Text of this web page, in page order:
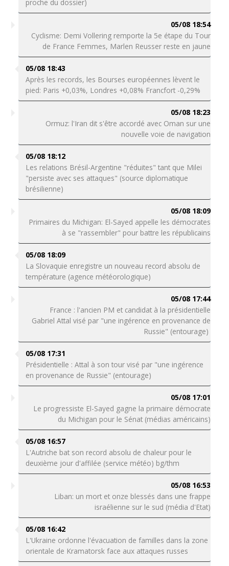
proche du dossier)
05/08 18:54
Cyclisme: Demi Vollering remporte la 5e étape du Tour
de France Femmes, Marlen Reusser reste en jaune
05/08 18:43
Après les records, les Bourses européennes lèvent le
pied: Paris +0,03%, Londres +0,08% Francfort -0,29%
05/08 18:23
Ormuz: l'Iran dit s'être accordé avec Oman sur une
nouvelle voie de navigation
05/08 18:12
Les relations Brésil-Argentine "réduites" tant que Milei
"persiste avec ses attaques" (source diplomatique
brésilienne)
05/08 18:09
Primaires du Michigan: El-Sayed appelle les démocrates
à se "rassembler" pour battre les républicains
05/08 18:09
La Slovaquie enregistre un nouveau record absolu de
température (agence météorologique)
05/08 17:44
France : l'ancien PM et candidat à la présidentielle
Gabriel Attal visé par "une ingérence en provenance de
Russie" (entourage)
05/08 17:31
Présidentielle : Attal à son tour visé par "une ingérence
en provenance de Russie" (entourage)
05/08 17:01
Le progressiste El-Sayed gagne la primaire démocrate
du Michigan pour le Sénat (médias américains)
05/08 16:57
L'Autriche bat son record absolu de chaleur pour le
deuxième jour d'affilée (service météo) bg/thm
05/08 16:53
Liban: un mort et onze blessés dans une frappe
israélienne sur le sud (média d'Etat)
05/08 16:42
L'Ukraine ordonne l'évacuation de familles dans la zone
orientale de Kramatorsk face aux attaques russes